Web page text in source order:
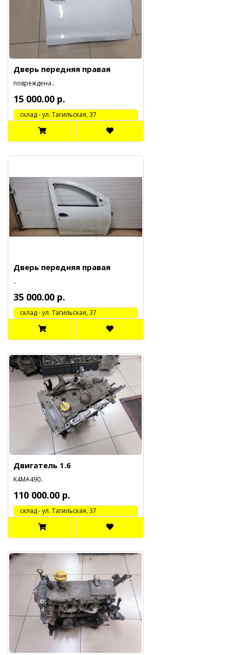
Дверь передняя правая
повреждена..
15 000.00 р.
cклад - ул. Тагильская, 37
Дверь передняя правая
..
35 000.00 р.
cклад - ул. Тагильская, 37
Двигатель 1.6
K4MA490..
110 000.00 р.
cклад - ул. Тагильская, 37